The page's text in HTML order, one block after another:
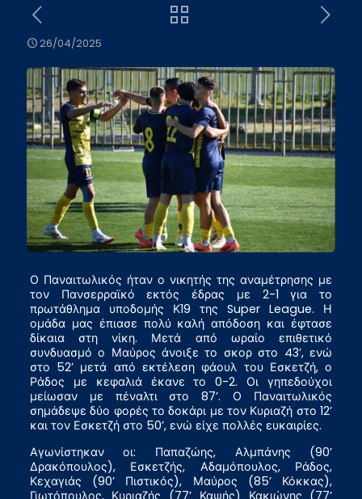
26/04/2025
Ο Παναιτωλικός ήταν ο νικητής της αναμέτρησης με
τον Πανσερραϊκό εκτός έδρας με 2-1 για το
πρωτάθλημα υποδομής Κ19 της Super League. Η
ομάδα μας έπιασε πολύ καλή απόδοση και έφτασε
δίκαια στη νίκη. Μετά από ωραίο επιθετικό
συνδυασμό ο Μαύρος άνοιξε το σκορ στο 43’, ενώ
στο 52’ μετά από εκτέλεση φάουλ του Εσκετζή, ο
Ράδος με κεφαλιά έκανε το 0-2. Οι γηπεδούχοι
μείωσαν με πέναλτι στο 87’. Ο Παναιτωλικός
σημάδεψε δύο φορές το δοκάρι με τον Κυριαζή στο 12’
και τον Εσκετζή στο 50’, ενώ είχε πολλές ευκαιρίες.
Αγωνίστηκαν οι: Παπαζώης, Αλμπάνης (90’
Δρακόπουλος), Εσκετζής, Αδαμόπουλος, Ράδος,
Κεχαγιάς (90’ Πιστικός), Μαύρος (85’ Κόκκας),